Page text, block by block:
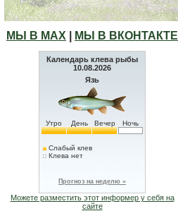
МЫ В МАХ МЫ В ВКОНТАКТЕ
Календарь клева рыбы
10.08.2026
Язь
Утро День Вечер Ночь
Слабый клев
Клева нет
Прогноз на неделю »
Можете разместить этот информер у себя на
сайте